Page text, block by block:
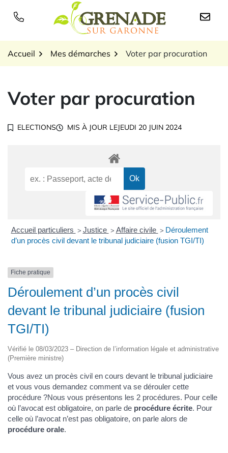
Logo Grenade sur
Accueil Mes démarches Voter par procuration
Voter par procuration
ELECTIONS MIS À JOUR LEJEUDI 20 JUIN 2024
Accueil particuliers > Justice > Affaire civile > Déroulement
d’un procès civil devant le tribunal judiciaire (fusion TGI/TI)
Fiche pratique
Déroulement d’un procès civil
devant le tribunal judiciaire (fusion
TGI/TI)
Vérifié le 08/03/2023 – Direction de l’information légale et administrative
(Première ministre)
Vous avez un procès civil en cours devant le tribunal judiciaire
et vous vous demandez comment va se dérouler cette
procédure ?Nous vous présentons les 2 procédures. Pour celle
où l’avocat est obligatoire, on parle de procédure écrite. Pour
celle où l’avocat n’est pas obligatoire, on parle alors de
procédure orale.